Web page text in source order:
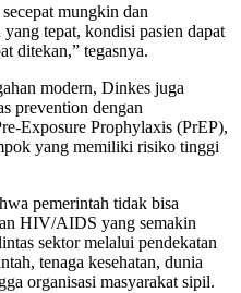
mungkin dan
tepat, kondisi pasien dapat
ditekan,” tegasnya.
modern, Dinkes juga
prevention dengan
Exposure Prophylaxis (PrEP),
yang memiliki risiko tinggi
pemerintah tidak bisa
HIV/AIDS yang semakin
sektor melalui pendekatan
tenaga kesehatan, dunia
organisasi masyarakat sipil.